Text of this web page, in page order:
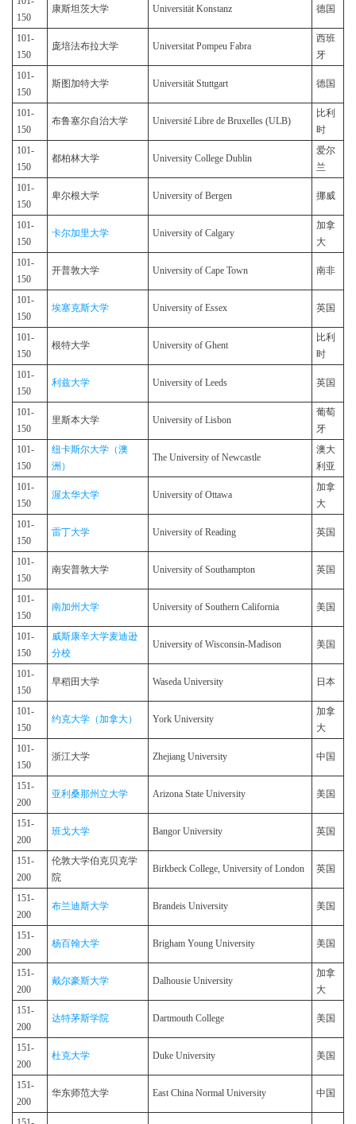
150
康斯坦茨大学 Universität Konstanz 德国
101-
150
庞培法布拉大学 Universitat Pompeu Fabra
西班
牙
101-
150
斯图加特大学 Universität Stuttgart 德国
101-
150
布鲁塞尔自治大学 Université Libre de Bruxelles (ULB)
比利
时
101-
150
都柏林大学 University College Dublin
爱尔
兰
101-
150
卑尔根大学 University of Bergen 挪威
101-
150
卡尔加里大学 University of Calgary
加拿
大
101-
150
开普敦大学 University of Cape Town 南非
101-
150
埃塞克斯大学 University of Essex 英国
101-
150
根特大学 University of Ghent
比利
时
101-
150
利兹大学 University of Leeds 英国
101-
150
里斯本大学 University of Lisbon
葡萄
牙
101-
150
纽卡斯尔大学（澳
洲）
The University of Newcastle
澳大
利亚
101-
150
渥太华大学 University of Ottawa
加拿
大
101-
150
雷丁大学 University of Reading 英国
101-
150
南安普敦大学 University of Southampton 英国
101-
150
南加州大学 University of Southern California 美国
101-
150
威斯康辛大学麦迪逊
分校
University of Wisconsin-Madison 美国
101-
150
早稻田大学 Waseda University 日本
101-
150
约克大学（加拿大） York University
加拿
大
101-
150
浙江大学 Zhejiang University 中国
151-
200
亚利桑那州立大学 Arizona State University 美国
151-
200
班戈大学 Bangor University 英国
151-
200
伦敦大学伯克贝克学
院
Birkbeck College, University of London 英国
151-
200
布兰迪斯大学 Brandeis University 美国
151-
200
杨百翰大学 Brigham Young University 美国
151-
200
戴尔豪斯大学 Dalhousie University
加拿
大
151-
200
达特茅斯学院 Dartmouth College 美国
151-
200
杜克大学 Duke University 美国
151-
200
华东师范大学 East China Normal University 中国